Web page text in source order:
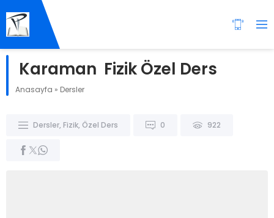
Karaman Fizik Özel Ders
Anasayfa » Dersler
Dersler, Fizik, Özel Ders 0 922